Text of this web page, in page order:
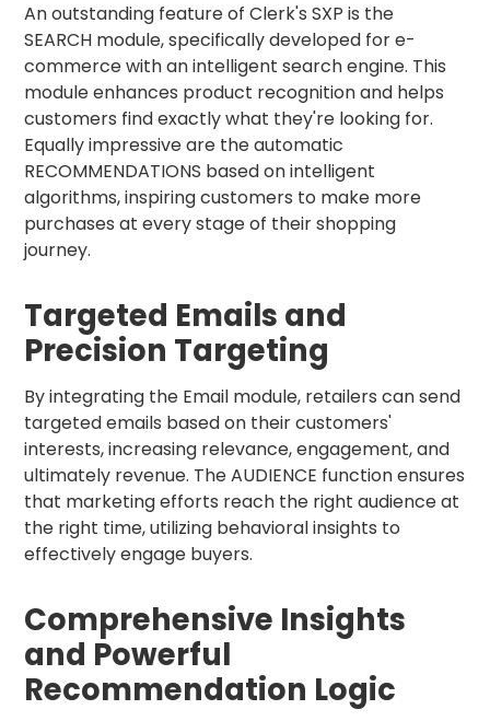
An outstanding feature of Clerk's SXP is the
SEARCH module, specifically developed for e-
commerce with an intelligent search engine. This
module enhances product recognition and helps
customers find exactly what they're looking for.
Equally impressive are the automatic
RECOMMENDATIONS based on intelligent
algorithms, inspiring customers to make more
purchases at every stage of their shopping
journey.
Targeted Emails and
Precision Targeting
By integrating the Email module, retailers can send
targeted emails based on their customers'
interests, increasing relevance, engagement, and
ultimately revenue. The AUDIENCE function ensures
that marketing efforts reach the right audience at
the right time, utilizing behavioral insights to
effectively engage buyers.
Comprehensive Insights
and Powerful
Recommendation Logic